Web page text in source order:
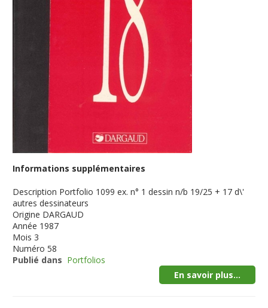
Informations supplémentaires
Description Portfolio 1099 ex. n° 1 dessin n/b 19/25 + 17 d\'
autres dessinateurs
Origine DARGAUD
Année 1987
Mois 3
Numéro 58
Publié dans Portfolios
En savoir plus...